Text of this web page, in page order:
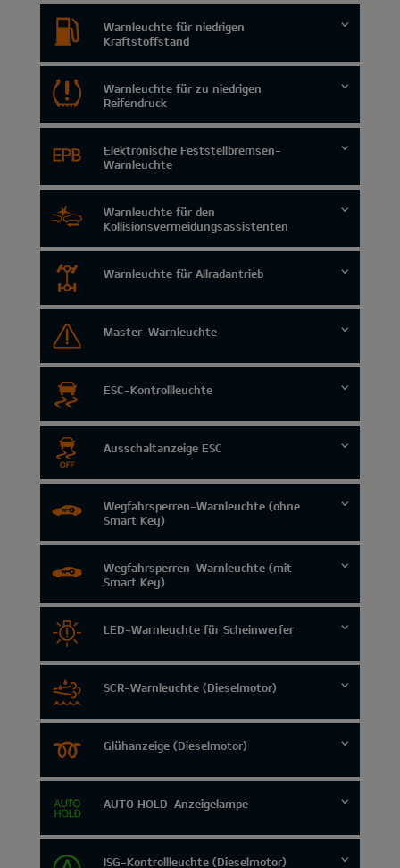
Warnleuchte für niedrigen
Kraftstoffstand
Warnleuchte für zu niedrigen
Reifendruck
Elektronische Feststellbremsen-
Warnleuchte
Warnleuchte für den
Kollisionsvermeidungsassistenten
Warnleuchte für Allradantrieb
Master-Warnleuchte
ESC-Kontrollleuchte
Ausschaltanzeige ESC
Wegfahrsperren-Warnleuchte (ohne
Smart Key)
Wegfahrsperren-Warnleuchte (mit
Smart Key)
LED-Warnleuchte für Scheinwerfer
SCR-Warnleuchte (Dieselmotor)
Glühanzeige (Dieselmotor)
AUTO HOLD-Anzeigelampe
ISG-Kontrollleuchte (Dieselmotor)